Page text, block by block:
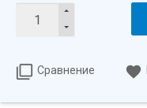
Сравнение